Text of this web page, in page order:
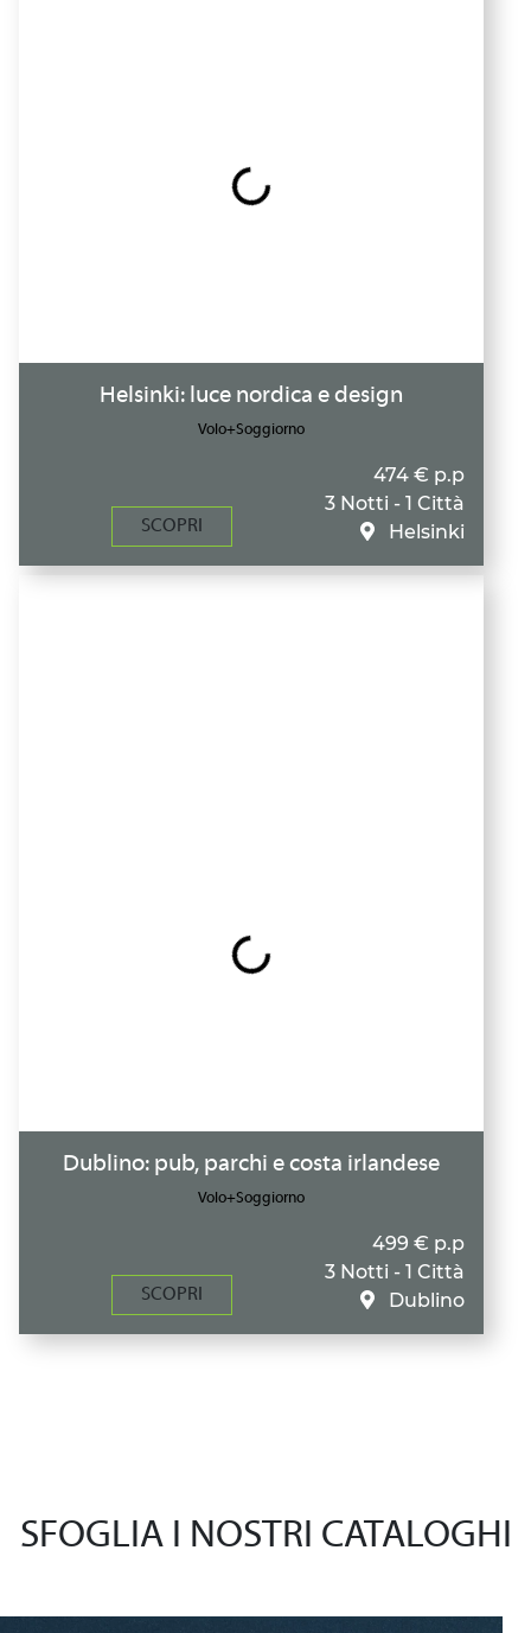
Helsinki: luce nordica e design
Volo+Soggiorno
SCOPRI
474 € p.p
3 Notti - 1 Città
Helsinki
Dublino: pub, parchi e costa irlandese
Volo+Soggiorno
SCOPRI
499 € p.p
3 Notti - 1 Città
Dublino
SFOGLIA I NOSTRI CATALOGHI